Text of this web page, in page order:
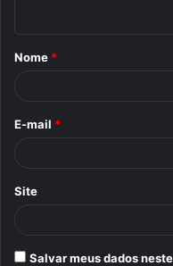
r
Nome *
E-mail *
Site
Salvar meus dados